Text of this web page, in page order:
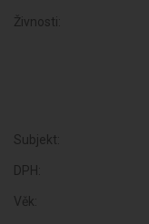
Živnosti:
Subjekt:
DPH:
Věk: